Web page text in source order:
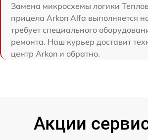
Замена микросхемы логики
прицела Arkon Alfa выполняется
требует специального
ремонта. Наш курьер доставит
центр Arkon и обратно.
Акции